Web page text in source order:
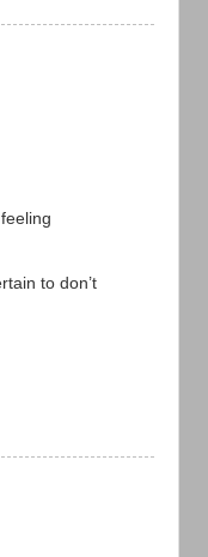
to don’t